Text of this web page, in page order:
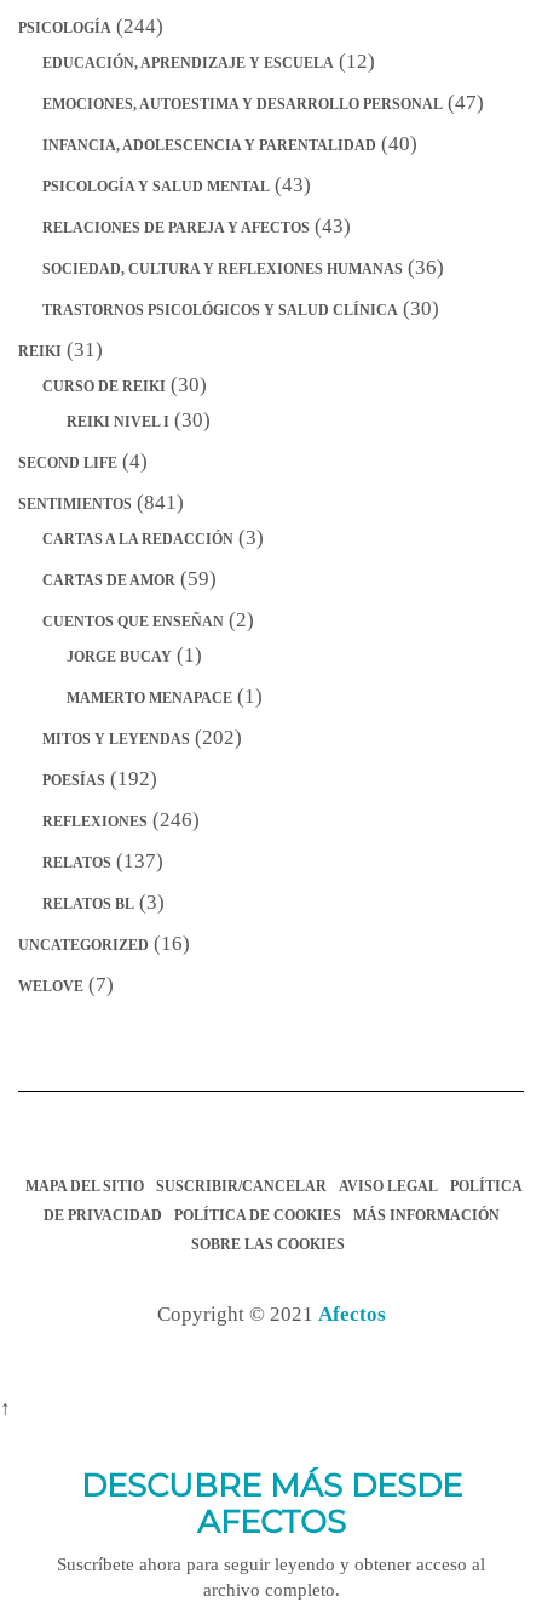
PSICOLOGÍA (244)
EDUCACIÓN, APRENDIZAJE Y ESCUELA (12)
EMOCIONES, AUTOESTIMA Y DESARROLLO PERSONAL (47)
INFANCIA, ADOLESCENCIA Y PARENTALIDAD (40)
PSICOLOGÍA Y SALUD MENTAL (43)
RELACIONES DE PAREJA Y AFECTOS (43)
SOCIEDAD, CULTURA Y REFLEXIONES HUMANAS (36)
TRASTORNOS PSICOLÓGICOS Y SALUD CLÍNICA (30)
REIKI (31)
CURSO DE REIKI (30)
REIKI NIVEL I (30)
SECOND LIFE (4)
SENTIMIENTOS (841)
CARTAS A LA REDACCIÓN (3)
CARTAS DE AMOR (59)
CUENTOS QUE ENSEÑAN (2)
JORGE BUCAY (1)
MAMERTO MENAPACE (1)
MITOS Y LEYENDAS (202)
POESÍAS (192)
REFLEXIONES (246)
RELATOS (137)
RELATOS BL (3)
UNCATEGORIZED (16)
WELOVE (7)
MAPA DEL SITIO SUSCRIBIR/CANCELAR AVISO LEGAL
POLÍTICA
DE PRIVACIDAD
POLÍTICA DE COOKIES
MÁS INFORMACIÓN
SOBRE LAS COOKIES
Copyright © 2021 Afectos
↑
DESCUBRE MÁS DESDE
AFECTOS
Suscríbete ahora para seguir leyendo y obtener acceso al
archivo completo.